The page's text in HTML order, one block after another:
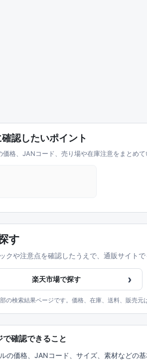
認したいポイント
価格、JANコード、売り場や在庫注意をまとめて
す
クや注意点を確認したうえで、通販サイトで
楽天市場で探す ›
の検索結果ページです。価格、在庫、送料、販売
で確認できること
の価格、JANコード、サイズ、素材などの